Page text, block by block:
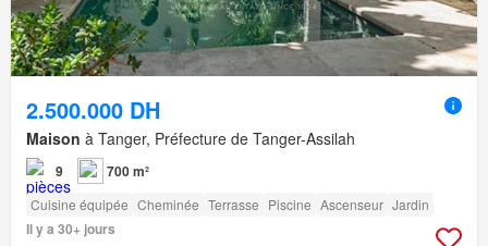
2.500.000 DH
Maison à Tanger, Préfecture de Tanger-Assilah
9 700 m²
Cuisine équipée Cheminée Terrasse Piscine Ascenseur Jardin
Il y a 30+ jours